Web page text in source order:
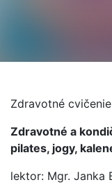
Zdravotné
Zdravotné a
pilates, jogy,
lektor: Mgr. Janka